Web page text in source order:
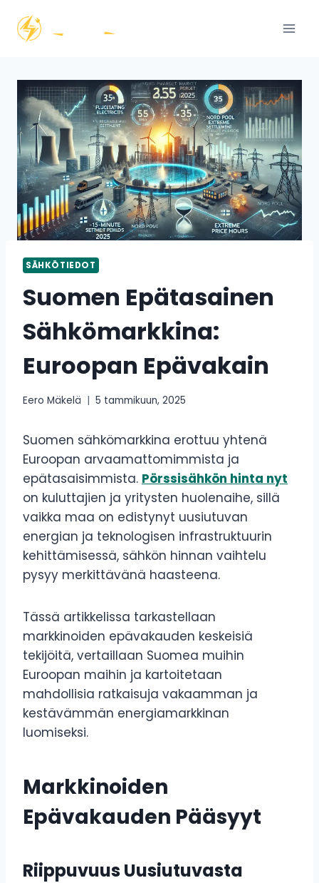
sisältöön
SÄHKÖTIEDOT
Suomen Epätasainen
Sähkömarkkina:
Euroopan Epävakain
Eero Mäkelä 5 tammikuun, 2025
Suomen sähkömarkkina erottuu yhtenä
Euroopan arvaamattomimmista ja
epätasaisimmista. Pörssisähkön hinta nyt
on kuluttajien ja yritysten huolenaihe, sillä
vaikka maa on edistynyt uusiutuvan
energian ja teknologisen infrastruktuurin
kehittämisessä, sähkön hinnan vaihtelu
pysyy merkittävänä haasteena.
Tässä artikkelissa tarkastellaan
markkinoiden epävakauden keskeisiä
tekijöitä, vertaillaan Suomea muihin
Euroopan maihin ja kartoitetaan
mahdollisia ratkaisuja vakaamman ja
kestävämmän energiamarkkinan
luomiseksi.
Markkinoiden
Epävakauden Pääsyyt
Riippuvuus Uusiutuvasta